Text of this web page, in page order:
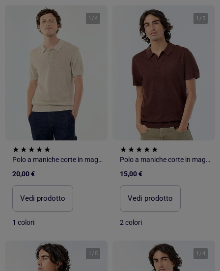
1 /4
Polo a maniche corte in maglia traforata
20,00 €
Vedi prodotto
1 colori
1 / 5
Polo a maniche corte in maglia traforata
15,00 €
Vedi prodotto
2 colori
1 / 5 1 /4